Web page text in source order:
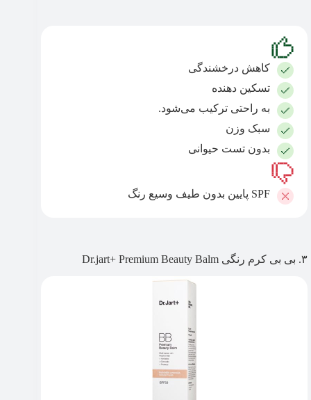
کاهش درخشندگی
تسکین دهنده
به راحتی ترکیب می‌شود.
سبک وزن
بدون تست حیوانی
SPF پایین بدون طیف وسیع رنگ
۳. بی بی کرم رنگی Dr.jart+ Premium Beauty Balm